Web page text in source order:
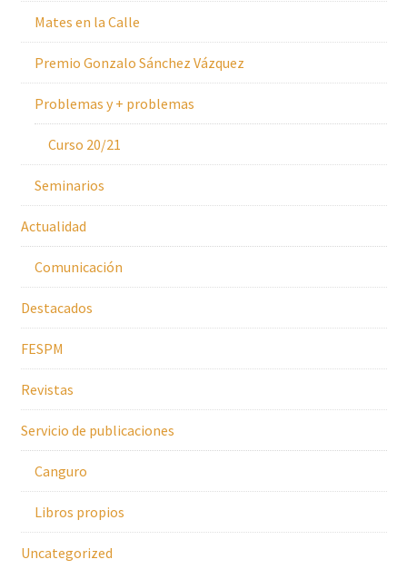
Mates en la Calle
Premio Gonzalo Sánchez Vázquez
Problemas y + problemas
Curso 20/21
Seminarios
Actualidad
Comunicación
Destacados
FESPM
Revistas
Servicio de publicaciones
Canguro
Libros propios
Uncategorized